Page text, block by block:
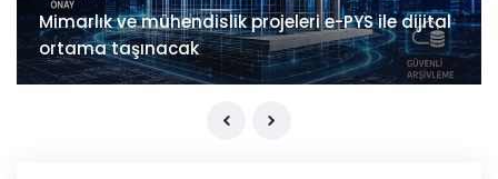
Mimarlık ve mühendislik projeleri e-PYS ile dijital
ortama taşınacak